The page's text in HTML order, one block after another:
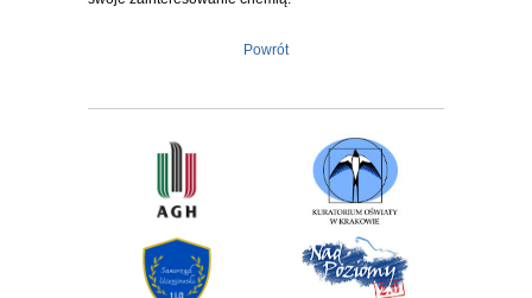
Powrót